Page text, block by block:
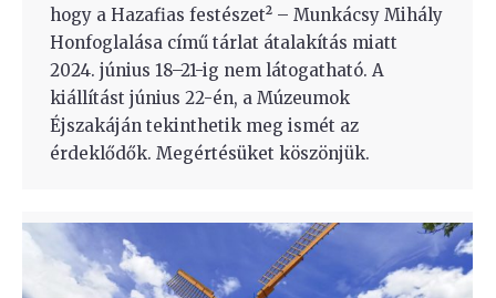
hogy a Hazafias festészet² – Munkácsy Mihály
Honfoglalása című tárlat átalakítás miatt
2024. június 18–21-ig nem látogatható. A
kiállítást június 22-én, a Múzeumok
Éjszakáján tekinthetik meg ismét az
érdeklődők. Megértésüket köszönjük.